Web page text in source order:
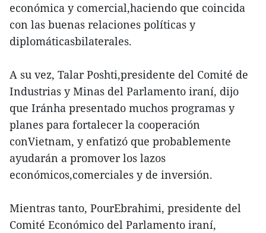
económica y comercial,haciendo que coincida
con las buenas relaciones políticas y
diplomáticasbilaterales.
A su vez, Talar Poshti,presidente del Comité de
Industrias y Minas del Parlamento iraní, dijo
que Iránha presentado muchos programas y
planes para fortalecer la cooperación
conVietnam, y enfatizó que probablemente
ayudarán a promover los lazos
económicos,comerciales y de inversión.
Mientras tanto, PourEbrahimi, presidente del
Comité Económico del Parlamento iraní,